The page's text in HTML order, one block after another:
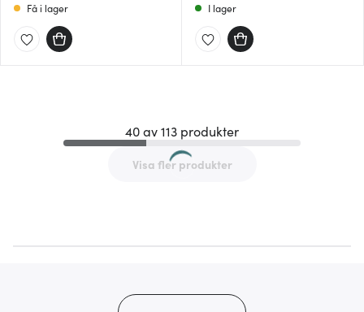
Få i lager I lager
40 av 113 produkter
Visa fler produkter